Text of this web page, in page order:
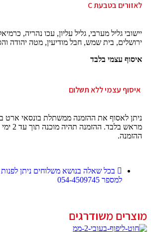
לאזורים בטבעת C
יישובי גליל מערבי, גליל עליון, עכו נהריה,
ירושלים, בית שמש, חבל מודיעין, מטה יהודה
איסוף עצמי בלבד
איסוף עצמי ללא תשלום
ניתן לאסוף את ההזמנה ממשתלת בונסאי ארט
מראש
ההזמנה.
בכל שאלה בנושא משלוחים ניתן לפנות
למספר 054-4509745
מוצרים משודרגים